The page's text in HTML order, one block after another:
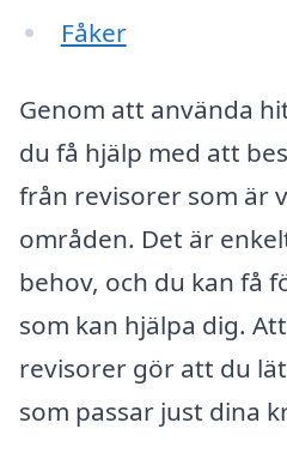
Fåker
Genom att använda
du få hjälp med att
från revisorer som är
områden. Det är
behov, och du kan få
som kan hjälpa dig.
revisorer gör att du
som passar just dina